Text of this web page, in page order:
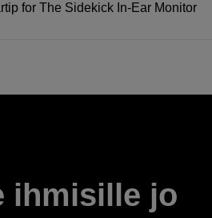
for The Sidekick In-Ear Monitor
ihmisille jo